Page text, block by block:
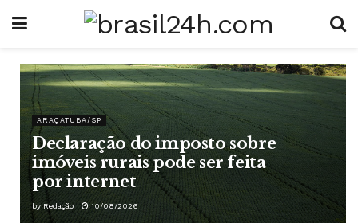
ARAÇATUBA/SP
Declaração do imposto sobre
imóveis rurais pode ser feita
por internet
by Redação 10/08/2026